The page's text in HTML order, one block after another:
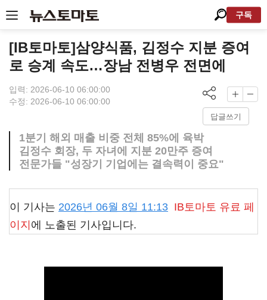
구독
[IB토마토]삼양식품, 김정수 지분 증여
로 승계 속도…장남 전병우 전면에
입력: 2026-06-10 06:00:00
수정: 2026-06-10 06:00:00
답글쓰기
1분기 해외 매출 비중 전체 85%에 육박
김정수 회장, 두 자녀에 지분 20만주 증여
전문가들 "성장기 기업에는 결속력이 중요"
이 기사는 2026년 06월 8일 11:13 IB토마토 유료 페
이지 에 노출된 기사입니다.